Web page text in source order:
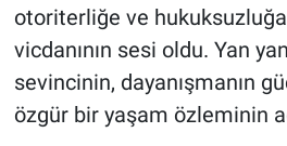
otoriterliğe ve hukuksuzluğa
vicdanının sesi oldu. Yan
sevincinin, dayanışmanın
özgür bir yaşam özleminin